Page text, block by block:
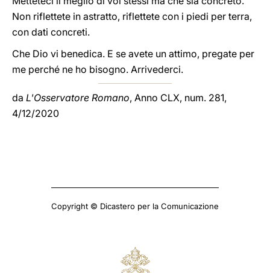
Non riflettete in astratto, riflettete con i piedi per terra,
con dati concreti.
Che Dio vi benedica. E se avete un attimo, pregate per
me perché ne ho bisogno. Arrivederci.
da L'Osservatore Romano, Anno CLX, num. 281,
4/12/2020
Copyright © Dicastero per la Comunicazione